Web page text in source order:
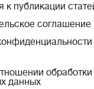
к публикации
соглашение
данных